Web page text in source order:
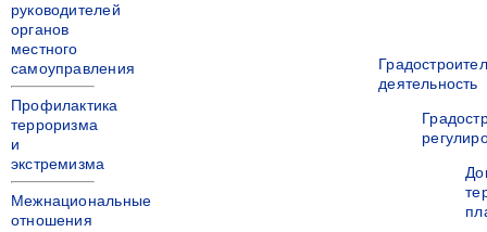
руководителей
органов
местного
самоуправления
Профилактика
терроризма
и
экстремизма
Межнациональные
отношения
деятельность